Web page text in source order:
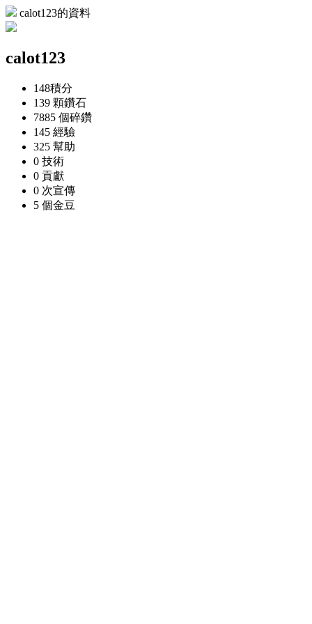
calot123的資料
calot123
148積分
139 顆鑽石
7885 個碎鑽
145 經驗
325 幫助
0 技術
0 貢獻
0 次宣傳
5 個金豆